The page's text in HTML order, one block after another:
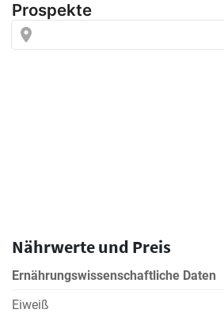
Nährwerte und Preis
Ernährungswissenschaftliche Daten
Eiweiß